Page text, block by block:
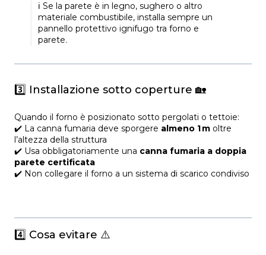
ℹ️ Se la parete è in legno, sughero o altro
materiale combustibile, installa sempre un
pannello protettivo ignifugo tra forno e
parete.
3️⃣ Installazione sotto coperture 🏡
Quando il forno è posizionato sotto pergolati o tettoie:
✔️ La canna fumaria deve sporgere almeno 1 m oltre
l’altezza della struttura
✔️ Usa obbligatoriamente una canna fumaria a doppia
parete certificata
✔️ Non collegare il forno a un sistema di scarico condiviso
4️⃣ Cosa evitare ⚠️